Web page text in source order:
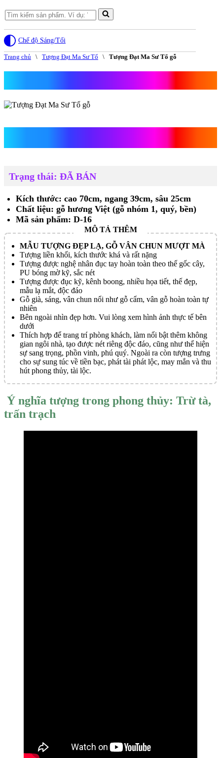
Search
for...
Chế độ Sáng/Tối
Trang chủ \ Tượng Đạt Ma Sư Tổ \ Tượng Đạt Ma Sư Tổ gỗ
Trạng thái: ĐÃ BÁN
Kích thước: cao 70cm, ngang 39cm, sâu 25cm
Chất liệu: gỗ hương Việt (gỗ nhóm 1, quý, bền)
Mã sản phẩm: D-16
MẪU TƯỢNG ĐẸP LẠ, GỖ VÂN CHUN MƯỢT MÀ
Tượng liền khối, kích thước khá và rất nặng
Tượng được nghệ nhân đục tay hoàn toàn theo thế gốc cây,
PU bóng mờ kỹ, sắc nét
Tượng được đục kỹ, kênh boong, nhiều họa tiết, thế đẹp,
mẫu lạ mắt, độc đáo
Gỗ già, sáng, vân chun nổi như gỗ cẩm, vân gỗ hoàn toàn tự
nhiên
Bên ngoài nhìn đẹp hơn. Vui lòng xem hình ảnh thực tế bên
dưới
Thích hợp để trang trí phòng khách, làm nổi bật thêm không
gian ngôi nhà, tạo được nét riêng độc đáo, cũng như thể hiện
sự sang trọng, phồn vinh, phú quý. Ngoài ra còn tượng trưng
cho sự sung túc về tiền bạc, phát tài phát lộc, may mắn và thu
hút phong thủy, tài lộc.
Ý nghĩa tượng trong phong thủy: Trừ tà,
trấn trạch